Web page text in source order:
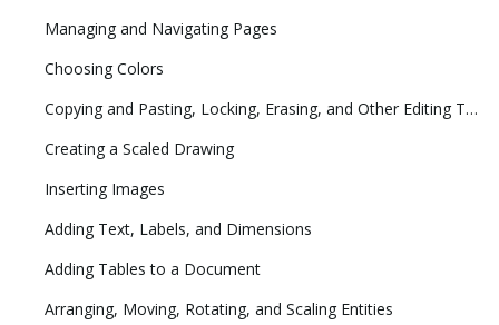
Managing and Navigating Pages
Choosing Colors
Copying and Pasting, Locking, Erasing, and Other Editing Tasks
Creating a Scaled Drawing
Inserting Images
Adding Text, Labels, and Dimensions
Adding Tables to a Document
Arranging, Moving, Rotating, and Scaling Entities